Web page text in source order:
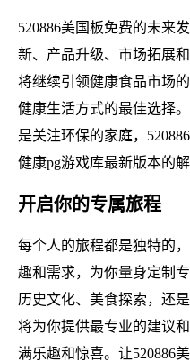
520886美国板免费的未来
新、产品升级、市场拓展
将继续引领健康食品市场
健康生活方式的最佳选择
是关注环保的家庭，
健康pg游戏库最新版本的解
开启你的专属旅程
每个人的旅程都是独特的
趣和需求，为你量身定制
历史文化、美食探索，还
将为你提供最专业的建议
满乐趣和惊喜。让520886